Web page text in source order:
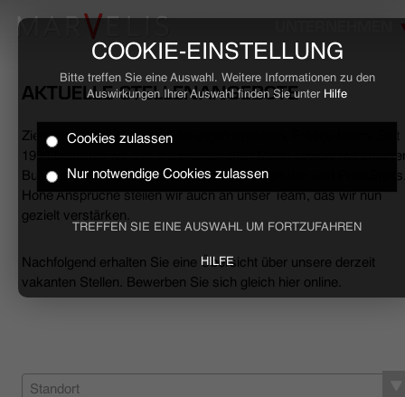
COOKIE-EINSTELLUNG
Bitte treffen Sie eine Auswahl. Weitere Informationen zu den
Auswirkungen Ihrer Auswahl finden Sie unter Hilfe
Cookies zulassen
Nur notwendige Cookies zulassen
TREFFEN SIE EINE AUSWAHL UM FORTZUFAHREN
HILFE
HOME
BUSINESS
UNTERNEHMEN
NACHHALTIGKEIT
AKTUELLE STELLENANGEBOTE
Ziele erreichen, Herausforderungen meistern, Erfolge feiern. Seit
1994 begleiten wir den anspruchsvollen Mann sowohl mit
Business- als auch mit lässigen Casual-Hemden und Polo-
Hohe Ansprüche stellen wir auch an unser Team, das wir nun
gezielt verstärken.
Nachfolgend erhalten Sie eine Übersicht über unsere derzeit
vakanten Stellen. Bewerben Sie sich gleich hier online.
Standort